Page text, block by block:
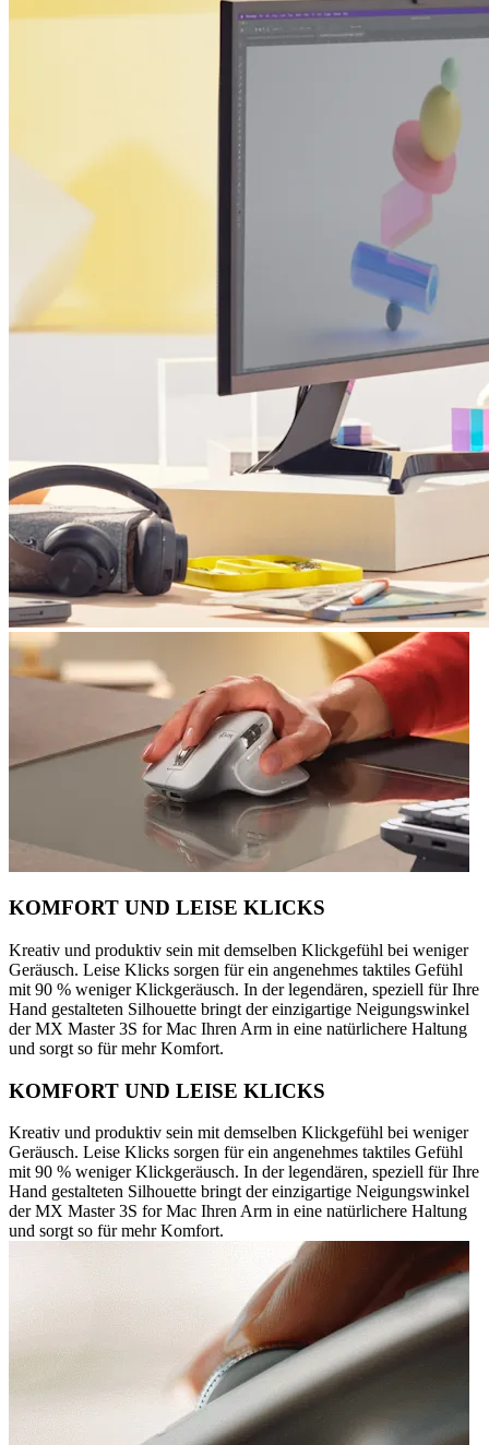
KOMFORT UND LEISE KLICKS
Kreativ und produktiv sein mit demselben Klickgefühl bei weniger
Geräusch. Leise Klicks sorgen für ein angenehmes taktiles Gefühl
mit 90 % weniger Klickgeräusch. In der legendären, speziell für Ihre
Hand gestalteten Silhouette bringt der einzigartige Neigungswinkel
der MX Master 3S for Mac Ihren Arm in eine natürlichere Haltung
und sorgt so für mehr Komfort.
KOMFORT UND LEISE KLICKS
Kreativ und produktiv sein mit demselben Klickgefühl bei weniger
Geräusch. Leise Klicks sorgen für ein angenehmes taktiles Gefühl
mit 90 % weniger Klickgeräusch. In der legendären, speziell für Ihre
Hand gestalteten Silhouette bringt der einzigartige Neigungswinkel
der MX Master 3S for Mac Ihren Arm in eine natürlichere Haltung
und sorgt so für mehr Komfort.